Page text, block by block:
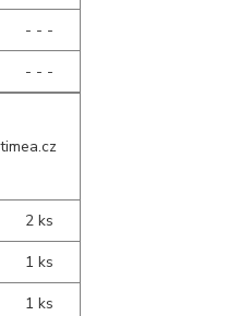
- - -
- - -
2 ks
1 ks
1 ks